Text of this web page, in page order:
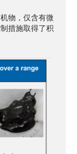
物，仅含有微
措施取得了积